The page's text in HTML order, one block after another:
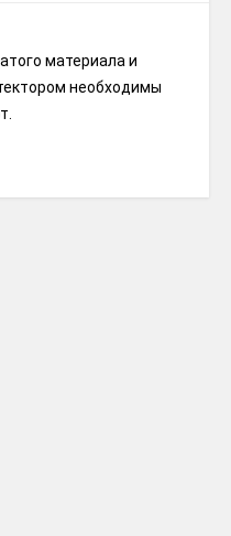
материала и
необходимы